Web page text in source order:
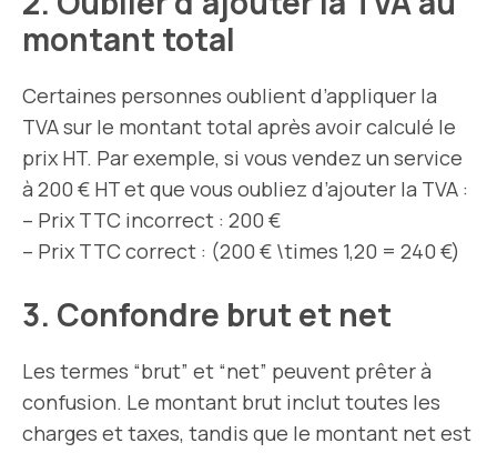
montant total
Certaines personnes oublient d’appliquer la
TVA sur le montant total après avoir calculé le
prix HT. Par exemple, si vous vendez un service
à 200 € HT et que vous oubliez d’ajouter la TVA :
– Prix TTC incorrect : 200 €
– Prix TTC correct : (200 € \times 1,20 = 240 €)
3. Confondre brut et net
Les termes “brut” et “net” peuvent prêter à
confusion. Le montant brut inclut toutes les
charges et taxes, tandis que le montant net est